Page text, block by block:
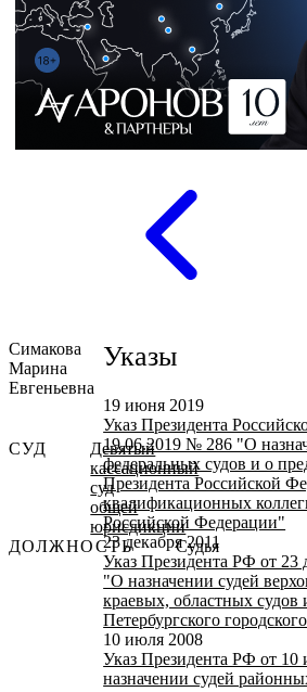
Симакова
Марина
Евгеньевна
СУД
Девятый
кассационный
суд
общей
юрисдикции
ДОЛЖНОСТЬ
Судья
Указы
19 июня 2019
Указ Президента
19.06.2019 № 286 "О
федеральных судов и о
Президента Российской
квалификационных
Российской Федерации"
23 декабря 2011
Указ Президента РФ от 23
"О назначении судей
краевых, областных судов
Петербургского
10 июля 2008
Указ Президента РФ от
назначении судей